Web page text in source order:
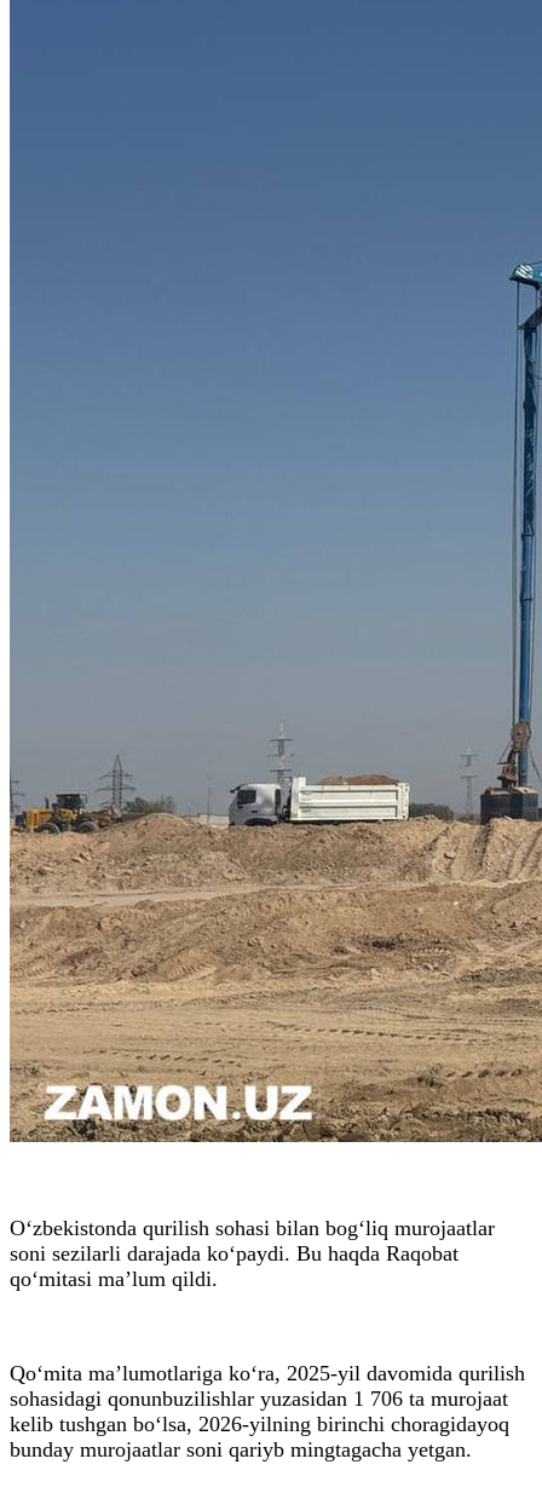
O‘zbekistonda qurilish sohasi bilan bog‘liq murojaatlar
soni sezilarli darajada ko‘paydi. Bu haqda Raqobat
qo‘mitasi ma’lum qildi.
Qo‘mita ma’lumotlariga ko‘ra, 2025-yil davomida qurilish
sohasidagi qonunbuzilishlar yuzasidan 1 706 ta murojaat
kelib tushgan bo‘lsa, 2026-yilning birinchi choragidayoq
bunday murojaatlar soni qariyb mingtagacha yetgan.